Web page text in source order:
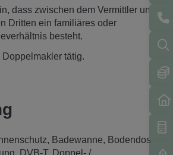
dass zwischen dem Vermittler und
Dritten ein familiäres oder
besteht.
Doppelmakler tätig.
Badewanne
Bodendosen
DVB-T
Doppel- /